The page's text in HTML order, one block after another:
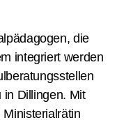
die
integriert werden
in Dillingen. Mit